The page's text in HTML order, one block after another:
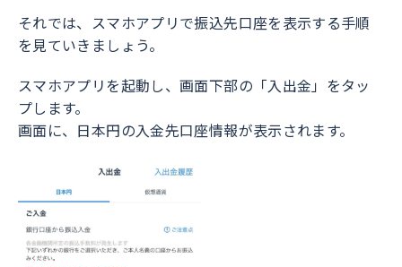
それでは、スマホアプリで振込先口座を表示する手順
を見ていきましょう。
スマホアプリを起動し、画面下部の「入出金」をタッ
プします。
画面に、日本円の入金先口座情報が表示されます。